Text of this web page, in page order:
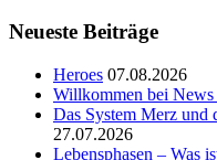
Neueste Beiträge
Heroes 07.08.2026
Willkommen bei News
Das System Merz und
27.07.2026
Lebensphasen – Was